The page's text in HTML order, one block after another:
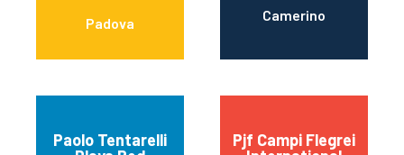
Padova Camerino
Paolo Tentarelli
Pjf Campi Flegrei